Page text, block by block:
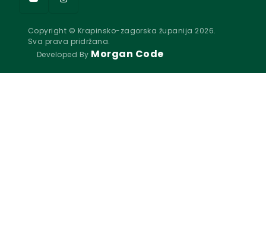
Copyright © Krapinsko-zagorska županija 2026.
Sva prava pridržana.
Developed By Morgan Code